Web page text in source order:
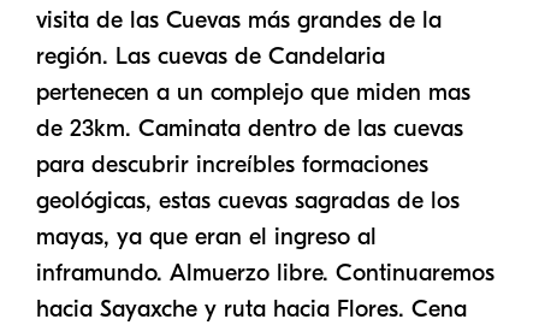
visita de las Cuevas más grandes de la
región. Las cuevas de Candelaria
pertenecen a un complejo que miden mas
de 23km. Caminata dentro de las cuevas
para descubrir increíbles formaciones
geológicas, estas cuevas sagradas de los
mayas, ya que eran el ingreso al
inframundo. Almuerzo libre. Continuaremos
hacia Sayaxche y ruta hacia Flores. Cena